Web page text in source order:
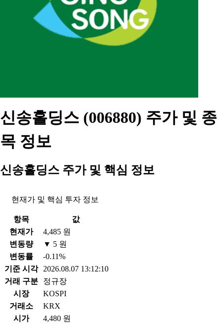
신송홀딩스 (006880) 주가 및 종
목 정보
신송홀딩스 주가 및 핵심 정보
현재가 및 핵심 투자 정보
항목
값
현재가
4,485 원
변동량
▼ 5 원
변동률
-0.11%
기준 시각
2026.08.07 13:12:10
거래 구분
정규장
시장
KOSPI
거래소
KRX
시가
4,480 원